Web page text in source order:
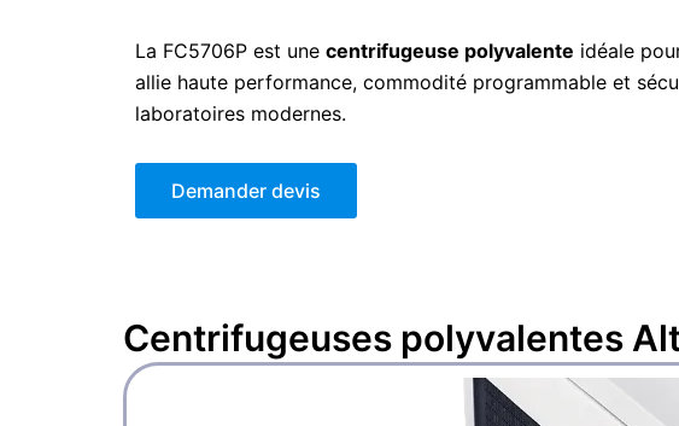
La FC5706P est une centrifugeuse polyvalente idéale
allie haute performance, commodité programmable et
laboratoires modernes.
Demander devis
Centrifugeuses polyvalentes